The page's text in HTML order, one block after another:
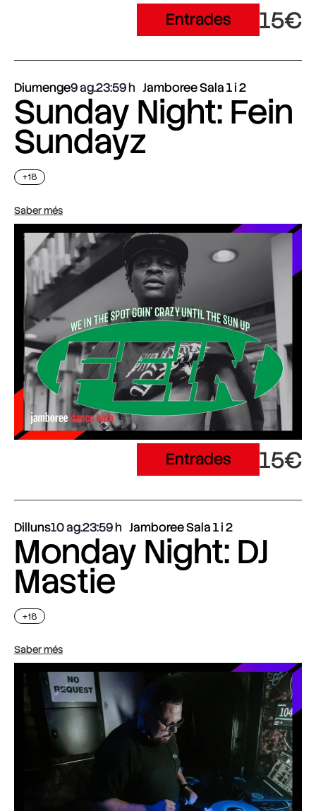
Entrades 15€
Diumenge9 ag.23:59 Jamboree Sala 1 i 2
Sunday Night: Fein
Sundayz
+18
Saber més
Entrades 15€
Dilluns10 ag.23:59 Jamboree Sala 1 i 2
Monday Night: DJ
Mastie
+18
Saber més